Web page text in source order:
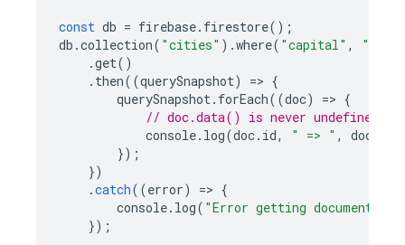
const db = firebase. firestore();
db .collection( "cities" ).where( "capital" , "=="
.get()
. then((querySnapshot) => {
querySnapshot. forEach((doc) => {
// doc.data() is never undefined for
console. log(doc. id, " => " , doc
});
})
.catch((error) => {
console. log( "Error getting documents: "
});